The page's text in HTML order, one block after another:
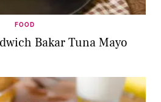
FOOD
Bakar Tuna Mayo